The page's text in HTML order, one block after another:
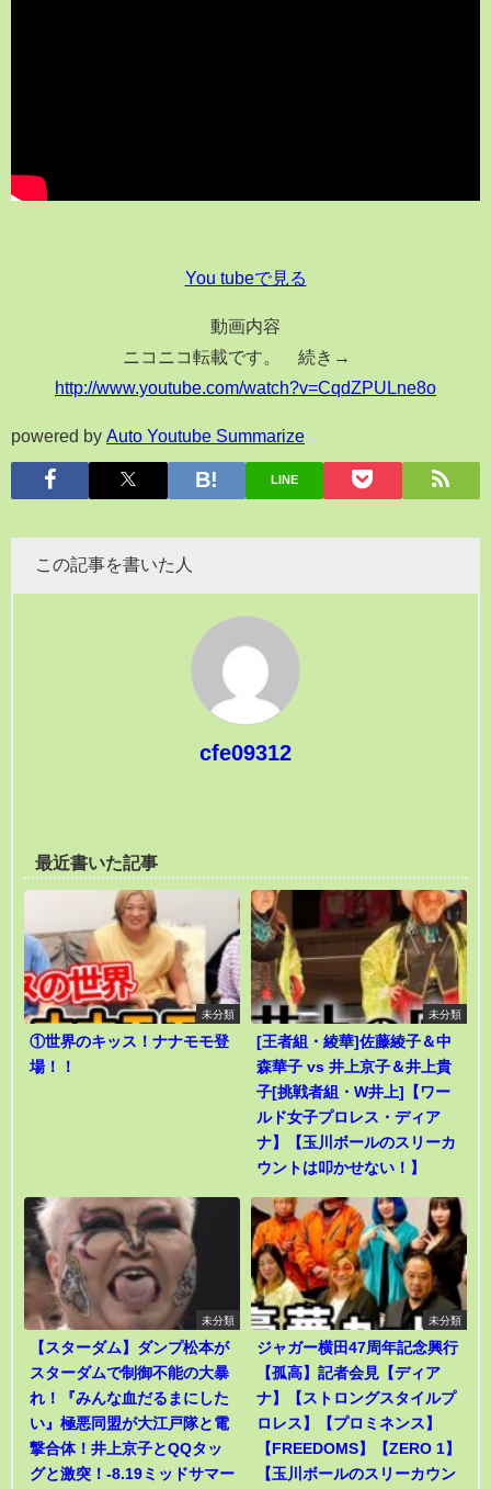
You tubeで見る
動画内容
ニコニコ転載です。 続き→
http://www.youtube.com/watch?v=CqdZPULne8o
powered by Auto Youtube Summarize
LINE
この記事を書いた人
cfe09312
最近書いた記事
未分類
①世界のキッス！ナナモモ登
場！！
未分類
[王者組・綾華]佐藤綾子＆中
森華子 vs 井上京子＆井上貴
子[挑戦者組・W井上]【ワー
ルド女子プロレス・ディア
ナ】【玉川ボールのスリーカ
ウントは叩かせない！】
未分類
【スターダム】ダンプ松本が
スターダムで制御不能の大暴
れ！『みんな血だるまにした
い』極悪同盟が大江戸隊と電
撃合体！井上京子とQQタッ
グと激突！-8.19ミッドサマー
未分類
ジャガー横田47周年記念興行
【孤高】記者会見【ディア
ナ】【ストロングスタイルプ
ロレス】【プロミネンス】
【FREEDOMS】【ZERO 1】
【玉川ボールのスリーカウン